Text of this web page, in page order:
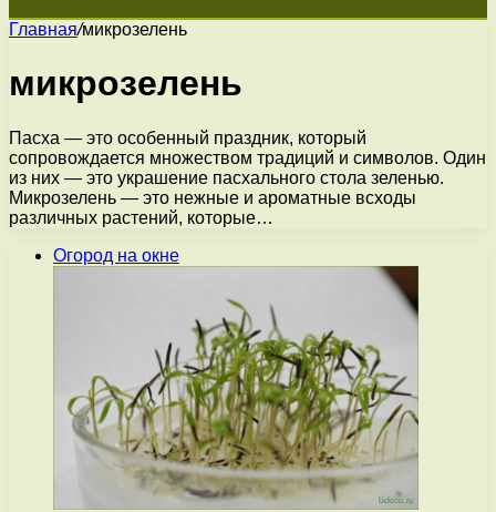
Главная/микрозелень
микрозелень
Пасха — это особенный праздник, который
сопровождается множеством традиций и символов. Один
из них — это украшение пасхального стола зеленью.
Микрозелень — это нежные и ароматные всходы
различных растений, которые…
Огород на окне